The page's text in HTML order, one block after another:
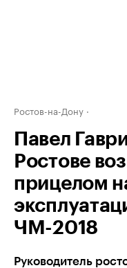
Ростов-на-Дону
Павел
Ростове
прицелом
ЧМ-2018
Руководитель